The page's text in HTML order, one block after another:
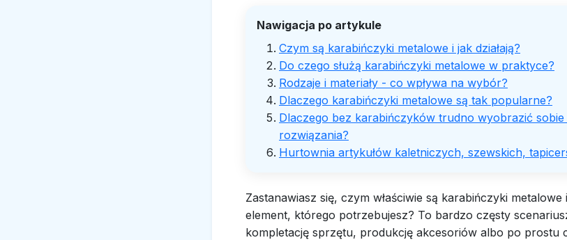
Nawigacja po artykule
Czym są karabińczyki metalowe i jak działają?
Do czego służą karabińczyki metalowe w praktyce?
Rodzaje i materiały - co wpływa na wybór?
Dlaczego karabińczyki metalowe są tak popularne?
Dlaczego bez karabińczyków trudno wyobrazić
rozwiązania?
Hurtownia artykułów kaletniczych, szewskich,
Zastanawiasz się, czym właściwie są karabińczyki
element, którego potrzebujesz? To bardzo częsty
kompletację sprzętu, produkcję akcesoriów albo po prostu